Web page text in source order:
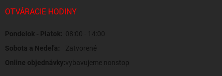
OTVÁRACIE HODINY
Pondelok - Piatok: 08:00 - 14:00
Sobota a Nedeľa:
Zatvorené
Online objednávky:vybavujeme nonstop